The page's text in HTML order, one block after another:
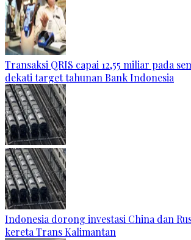
Transaksi QRIS capai 12,55 miliar pada
dekati target tahunan Bank Indonesia
Indonesia dorong investasi China dan
kereta Trans Kalimantan